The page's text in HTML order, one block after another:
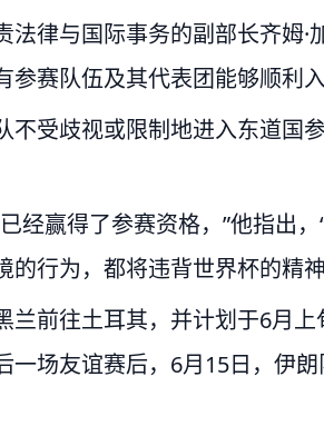
律与国际事务的副部长齐姆·
赛队伍及其代表团能够顺利入
受歧视或限制地进入东道国
经赢得了参赛资格，”他指出
行为，都将违背世界杯的精
前往土耳其，并计划于6月
一场友谊赛后，6月15日，伊